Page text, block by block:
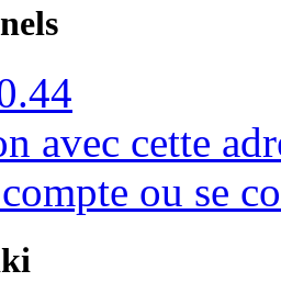
avec cette
ou se